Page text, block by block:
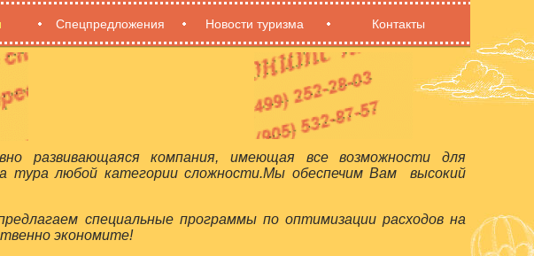
Спецпредложения Новости туризма Контакты
развивающаяся компания, имеющая все возможности для
тура любой категории сложности.Мы обеспечим Вам высокий
специальные программы по оптимизации расходов на
экономите!